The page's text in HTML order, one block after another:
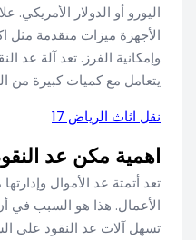
اليورو أو الدولار
الأجهزة ميزات متقدمة مثل
وإمكانية الفرز. تعد آلة عد
يتعامل مع كميات كبيرة من
نقل اثاث الرياض 17
اهمية مكن عد
تعد أتمتة عد الأموال
الأعمال. هذا هو السبب في
تسهل آلات عد النقود على